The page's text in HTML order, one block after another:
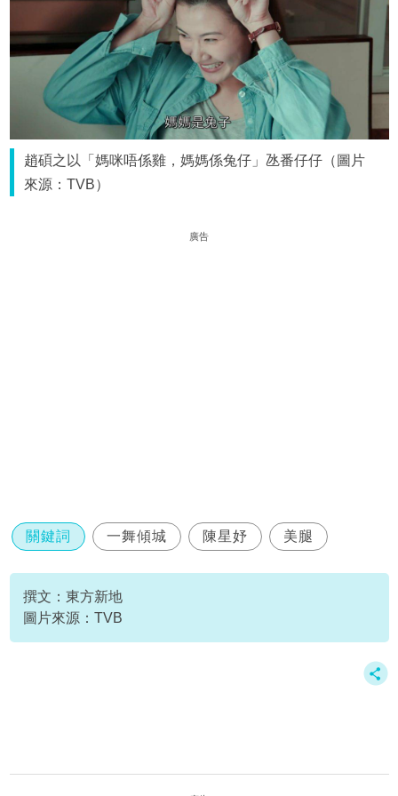
趙碩之以「媽咪唔係雞，媽媽係兔仔」氹番仔仔（圖片
來源：TVB）
廣告
關鍵詞 一舞傾城 陳星妤 美腿
撰文：東方新地
圖片來源：TVB